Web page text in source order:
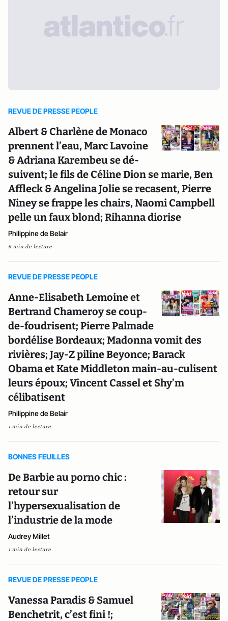
REVUE DE PRESSE PEOPLE
Albert & Charlène de Monaco
prennent l’eau, Marc Lavoine
& Adriana Karembeu se dé-
suivent; le fils de Céline Dion se marie, Ben
Affleck & Angelina Jolie se recasent, Pierre
Niney se frappe les chairs, Naomi Campbell
pelle un faux blond; Rihanna diorise
Philippine de Belair
6 min de lecture
REVUE DE PRESSE PEOPLE
Anne-Elisabeth Lemoine et
Bertrand Chameroy se coup-
de-foudrisent; Pierre Palmade
bordélise Bordeaux; Madonna vomit des
rivières; Jay-Z piline Beyonce; Barack
Obama et Kate Middleton main-au-culisent
leurs époux; Vincent Cassel et Shy’m
célibatisent
Philippine de Belair
1 min de lecture
BONNES FEUILLES
De Barbie au porno chic :
retour sur
l’hypersexualisation de
l’industrie de la mode
Audrey Millet
1 min de lecture
REVUE DE PRESSE PEOPLE
Vanessa Paradis & Samuel
Benchetrit, c’est fini !;